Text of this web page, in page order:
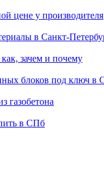
цене у производителя
в Санкт-
зачем и почему
блоков под ключ в
газобетона
в СПб